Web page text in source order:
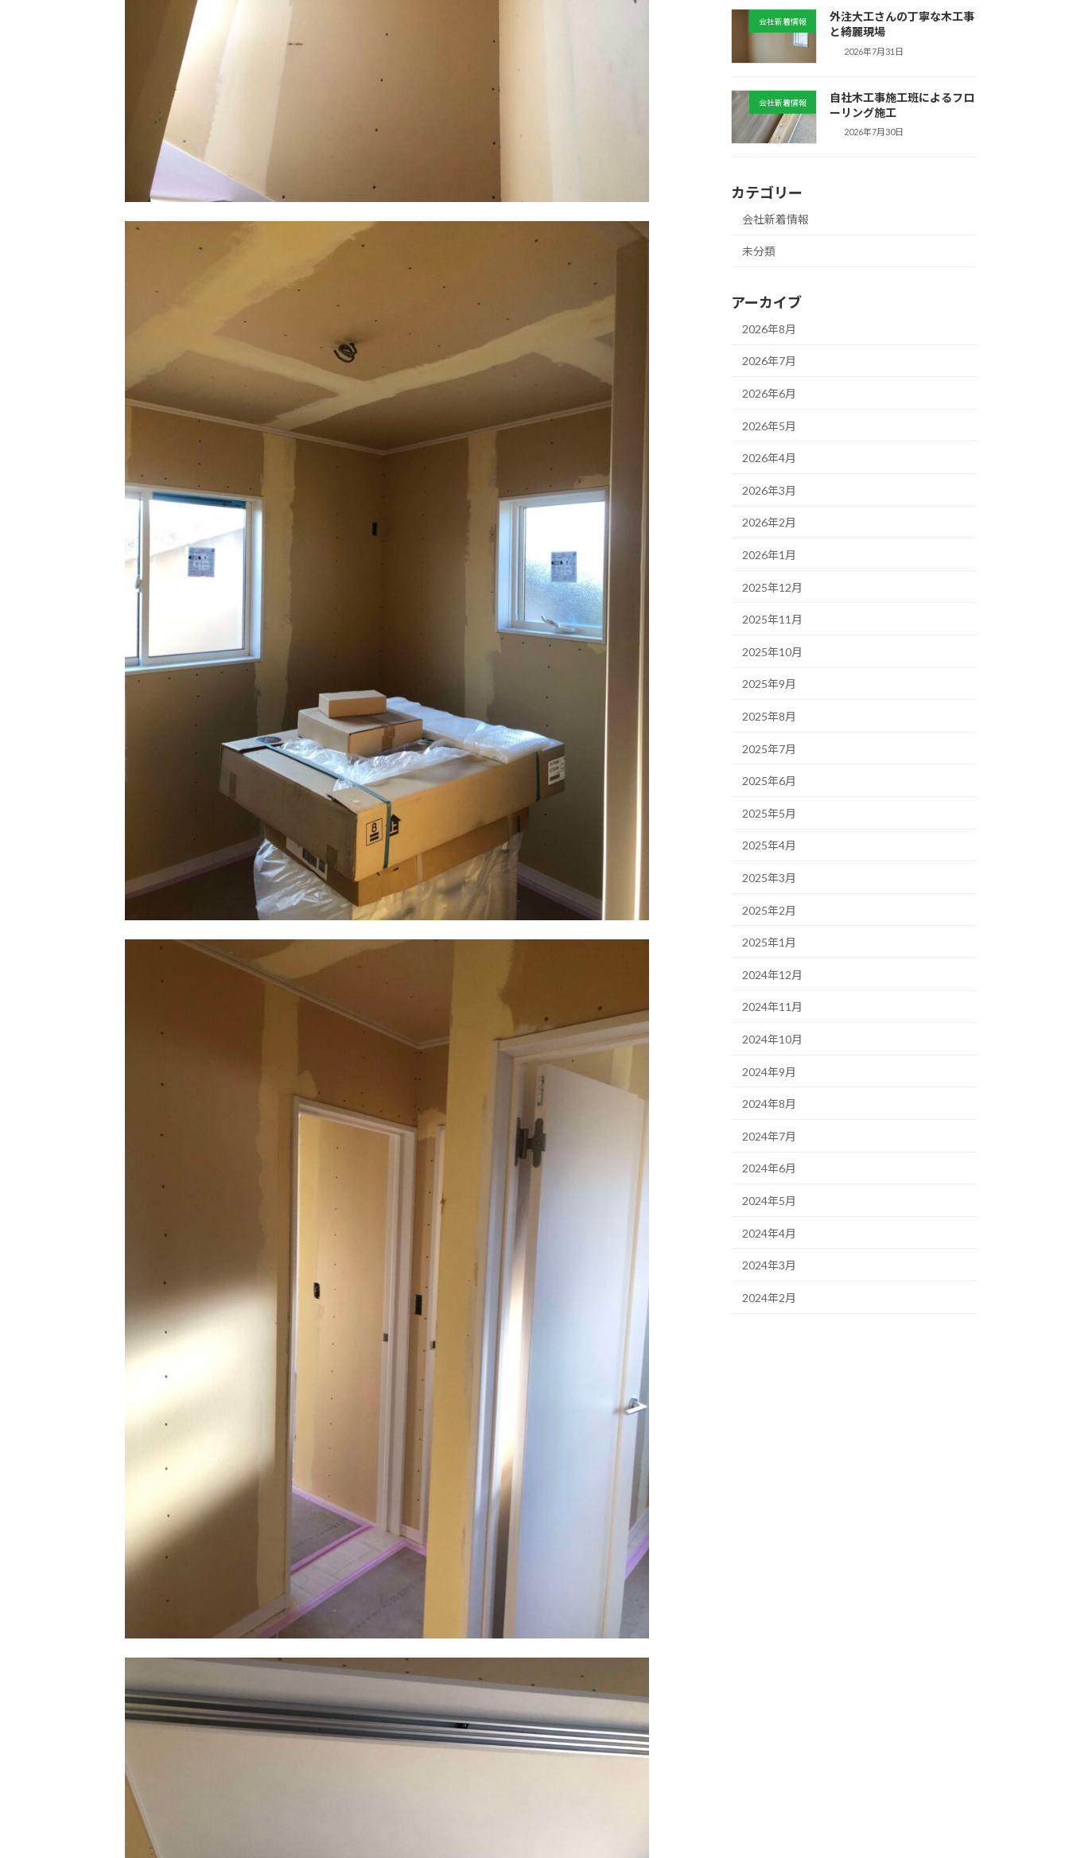
会社新着情報
外注大工さんの丁寧な木工事
と綺麗現場
2026年7月31日
会社新着情報
自社木工事施工班によるフロ
ーリング施工
2026年7月30日
カテゴリー
会社新着情報
未分類
アーカイブ
2026年8月
2026年7月
2026年6月
2026年5月
2026年4月
2026年3月
2026年2月
2026年1月
2025年12月
2025年11月
2025年10月
2025年9月
2025年8月
2025年7月
2025年6月
2025年5月
2025年4月
2025年3月
2025年2月
2025年1月
2024年12月
2024年11月
2024年10月
2024年9月
2024年8月
2024年7月
2024年6月
2024年5月
2024年4月
2024年3月
2024年2月